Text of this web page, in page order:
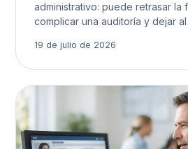
administrativo: puede retrasar la
complicar una auditoría y dejar
19 de julio de 2026